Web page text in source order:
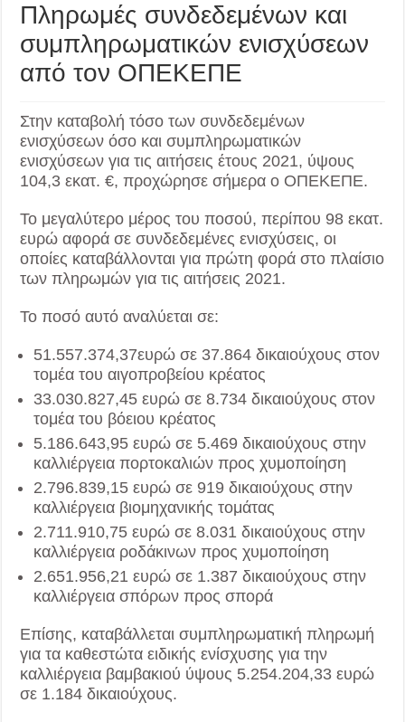
Πληρωμές συνδεδεμένων και
συμπληρωματικών ενισχύσεων
από τον ΟΠΕΚΕΠΕ
Στην καταβολή τόσο των συνδεδεμένων
ενισχύσεων όσο και συμπληρωματικών
ενισχύσεων για τις αιτήσεις έτους 2021, ύψους
104,3 εκατ. €, προχώρησε σήμερα ο ΟΠΕΚΕΠΕ.
Το μεγαλύτερο μέρος του ποσού, περίπου 98 εκατ.
ευρώ αφορά σε συνδεδεμένες ενισχύσεις, οι
οποίες καταβάλλονται για πρώτη φορά στο πλαίσιο
των πληρωμών για τις αιτήσεις 2021.
Το ποσό αυτό αναλύεται σε:
51.557.374,37ευρώ σε 37.864 δικαιούχους στον
τομέα του αιγοπροβείου κρέατος
33.030.827,45 ευρώ σε 8.734 δικαιούχους στον
τομέα του βόειου κρέατος
5.186.643,95 ευρώ σε 5.469 δικαιούχους στην
καλλιέργεια πορτοκαλιών προς χυμοποίηση
2.796.839,15 ευρώ σε 919 δικαιούχους στην
καλλιέργεια βιομηχανικής τομάτας
2.711.910,75 ευρώ σε 8.031 δικαιούχους στην
καλλιέργεια ροδάκινων προς χυμοποίηση
2.651.956,21 ευρώ σε 1.387 δικαιούχους στην
καλλιέργεια σπόρων προς σπορά
Επίσης, καταβάλλεται συμπληρωματική πληρωμή
για τα καθεστώτα ειδικής ενίσχυσης για την
καλλιέργεια βαμβακιού ύψους 5.254.204,33 ευρώ
σε 1.184 δικαιούχους.